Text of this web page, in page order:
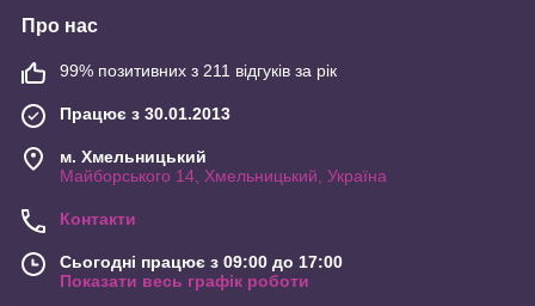
Про нас
99% позитивних з 211 відгуків за рік
Працює з 30.01.2013
м. Хмельницький
Майборського 14, Хмельницький, Україна
Контакти
Сьогодні працює з 09:00 до 17:00
Показати весь графік роботи